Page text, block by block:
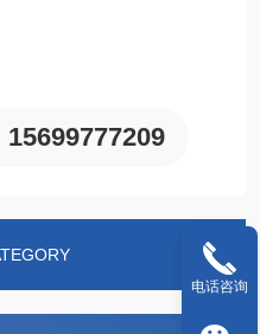
15699777209
电话咨询